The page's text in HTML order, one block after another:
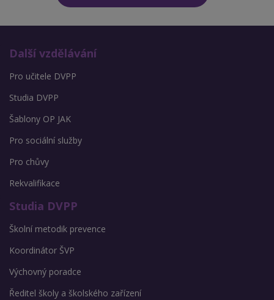
Další vzdělávání
Pro učitele DVPP
Studia DVPP
Šablony OP JAK
Pro sociální služby
Pro chůvy
Rekvalifikace
Studia DVPP
Školní metodik prevence
Koordinátor ŠVP
Výchovný poradce
Ředitel školy a školského zařízení